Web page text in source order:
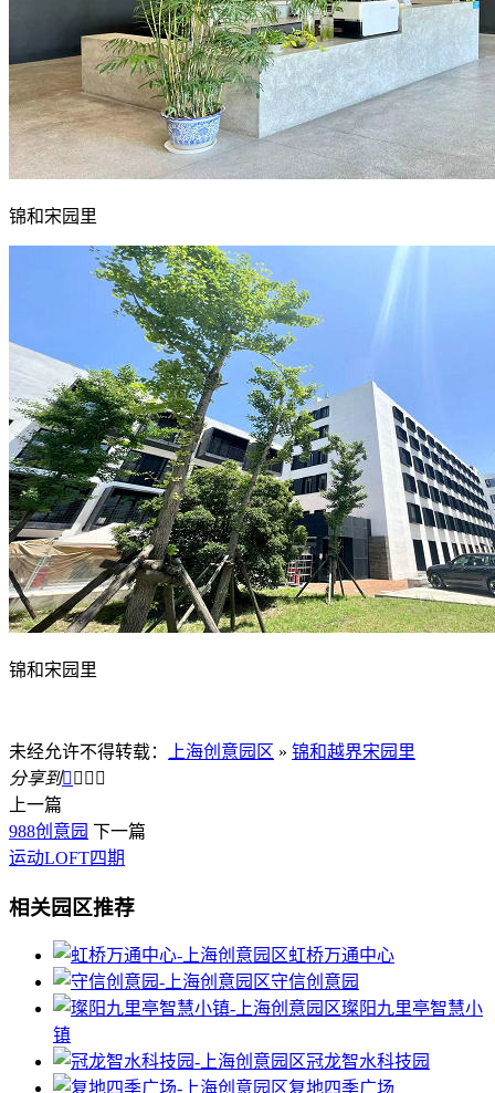
锦和宋园里
锦和宋园里
未经允许不得转载： 上海创意园区 » 锦和越界宋园里
分享到   
上一篇
988创意园 下一篇
运动LOFT四期
相关园区推荐
虹桥万通中心
守信创意园
璨阳九里亭智慧小
镇
冠龙智水科技园
复地四季广场